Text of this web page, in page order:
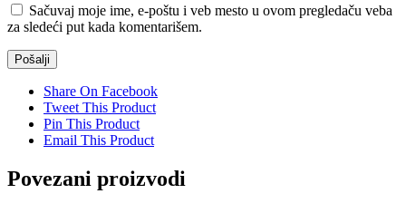
Sačuvaj moje ime, e-poštu i veb mesto u ovom pregledaču veba
za sledeći put kada komentarišem.
Share On Facebook
Tweet This Product
Pin This Product
Email This Product
Povezani proizvodi